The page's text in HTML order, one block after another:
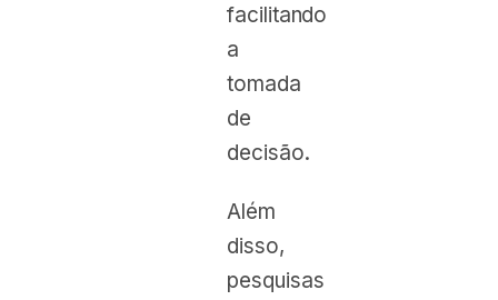
facilitando
a
tomada
de
decisão.
Além
disso,
pesquisas